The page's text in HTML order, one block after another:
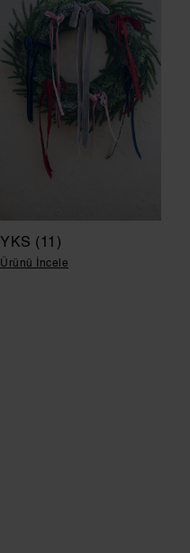
YKS (11)
Ürünü İncele